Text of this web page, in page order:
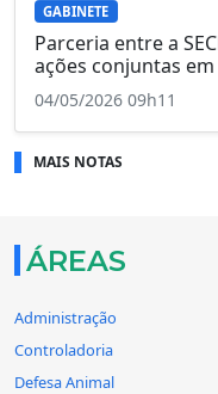
GABINETE
Parceria entre a
ações conjuntas
04/05/2026 09h11
MAIS NOTAS
ÁREAS
Administração
Controladoria
Defesa Animal